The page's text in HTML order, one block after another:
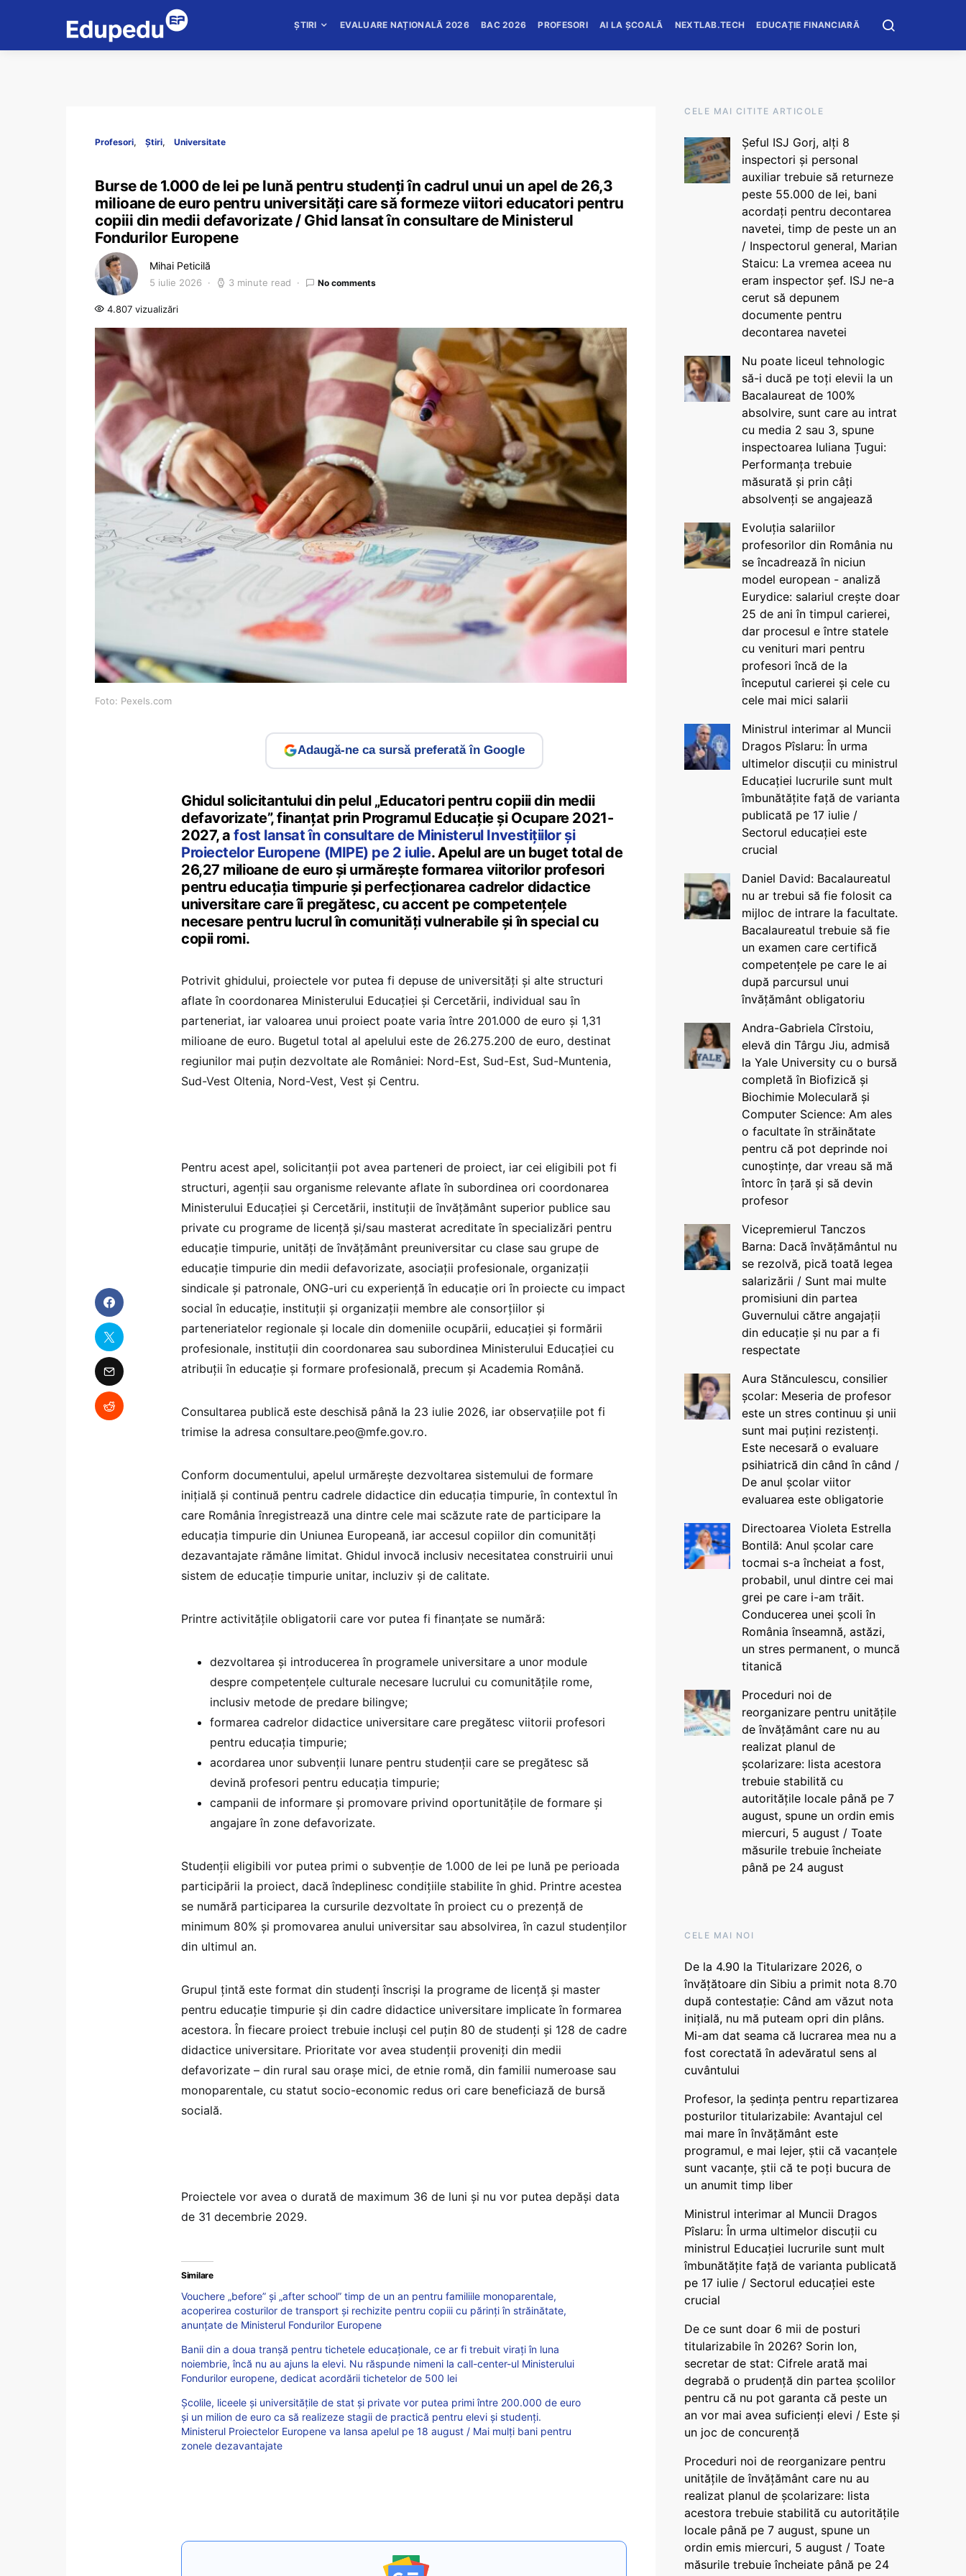
ȘTIRI EVALUARE NAȚIONALĂ 2026 BAC 2026 PROFESORI AI LA ȘCOALĂ NEXTLAB.TECH EDUCAȚIE FINANCIARĂ
Profesori Știri Universitate
Burse de 1.000 de lei pe lună pentru studenți în cadrul unui un apel de 26,3
milioane de euro pentru universități care să formeze viitori educatori pentru
copiii din medii defavorizate / Ghid lansat în consultare de Ministerul
Fondurilor Europene
Mihai Peticilă
5 iulie 2026 3 minute read No comments
4.807 vizualizări
Foto: Pexels.com
Adaugă-ne ca sursă preferată în Google
Ghidul solicitantului din pelul „Educatori pentru copiii din medii
defavorizate”, finanțat prin Programul Educație și Ocupare 2021-
2027, afost lansat în consultare de Ministerul Investițiilor și
Proiectelor Europene (MIPE) pe 2 iulie. Apelul are un buget total de
26,27 milioane de euro și urmărește formarea viitorilor profesori
pentru educația timpurie și perfecționarea cadrelor didactice
universitare care îi pregătesc, cu accent pe competențele
necesare pentru lucrul în comunități vulnerabile și în special cu
copii romi.
Potrivit ghidului, proiectele vor putea fi depuse de universități și alte structuri
aflate în coordonarea Ministerului Educației și Cercetării, individual sau în
parteneriat, iar valoarea unui proiect poate varia între 201.000 de euro și 1,31
milioane de euro. Bugetul total al apelului este de 26.275.200 de euro, destinat
regiunilor mai puțin dezvoltate ale României: Nord-Est, Sud-Est, Sud-Muntenia,
Sud-Vest Oltenia, Nord-Vest, Vest și Centru.
Pentru acest apel, solicitanții pot avea parteneri de proiect, iar cei eligibili pot fi
structuri, agenții sau organisme relevante aflate în subordinea ori coordonarea
Ministerului Educației și Cercetării, instituții de învățământ superior publice sau
private cu programe de licență și/sau masterat acreditate în specializări pentru
educație timpurie, unități de învățământ preuniversitar cu clase sau grupe de
educație timpurie din medii defavorizate, asociații profesionale, organizații
sindicale și patronale, ONG-uri cu experiență în educație ori în proiecte cu impact
social în educație, instituții și organizații membre ale consorțiilor și
parteneriatelor regionale și locale din domeniile ocupării, educației și formării
profesionale, instituții din coordonarea sau subordinea Ministerului Educației cu
atribuții în educație și formare profesională, precum și Academia Română.
Consultarea publică este deschisă până la 23 iulie 2026, iar observațiile pot fi
trimise la adresa consultare.peo@mfe.gov.ro.
Conform documentului, apelul urmărește dezvoltarea sistemului de formare
inițială și continuă pentru cadrele didactice din educația timpurie, în contextul în
care România înregistrează una dintre cele mai scăzute rate de participare la
educația timpurie din Uniunea Europeană, iar accesul copiilor din comunități
dezavantajate rămâne limitat. Ghidul invocă inclusiv necesitatea construirii unui
sistem de educație timpurie unitar, incluziv și de calitate.
Printre activitățile obligatorii care vor putea fi finanțate se numără:
dezvoltarea și introducerea în programele universitare a unor module
despre competențele culturale necesare lucrului cu comunitățile rome,
inclusiv metode de predare bilingve;
formarea cadrelor didactice universitare care pregătesc viitorii profesori
pentru educația timpurie;
acordarea unor subvenții lunare pentru studenții care se pregătesc să
devină profesori pentru educația timpurie;
campanii de informare și promovare privind oportunitățile de formare și
angajare în zone defavorizate.
Studenții eligibili vor putea primi o subvenție de 1.000 de lei pe lună pe perioada
participării la proiect, dacă îndeplinesc condițiile stabilite în ghid. Printre acestea
se numără participarea la cursurile dezvoltate în proiect cu o prezență de
minimum 80% și promovarea anului universitar sau absolvirea, în cazul studenților
din ultimul an.
Grupul țintă este format din studenți înscriși la programe de licență și master
pentru educație timpurie și din cadre didactice universitare implicate în formarea
acestora. În fiecare proiect trebuie incluși cel puțin 80 de studenți și 128 de cadre
didactice universitare. Prioritate vor avea studenții proveniți din medii
defavorizate – din rural sau orașe mici, de etnie romă, din familii numeroase sau
monoparentale, cu statut socio-economic redus ori care beneficiază de bursă
socială.
Proiectele vor avea o durată de maximum 36 de luni și nu vor putea depăși data
de 31 decembrie 2029.
Similare
Vouchere „before” și „after school” timp de un an pentru familiile monoparentale,
acoperirea costurilor de transport și rechizite pentru copiii cu părinți în străinătate,
anunțate de Ministerul Fondurilor Europene
Banii din a doua tranșă pentru tichetele educaționale, ce ar fi trebuit virați în luna
noiembrie, încă nu au ajuns la elevi. Nu răspunde nimeni la call-center-ul Ministerului
Fondurilor europene, dedicat acordării tichetelor de 500 lei
Școlile, liceele și universitățile de stat și private vor putea primi între 200.000 de euro
și un milion de euro ca să realizeze stagii de practică pentru elevi și studenți.
Ministerul Proiectelor Europene va lansa apelul pe 18 august / Mai mulți bani pentru
zonele dezavantajate
CELE MAI CITITE ARTICOLE
Șeful ISJ Gorj, alți 8
inspectori și personal
auxiliar trebuie să returneze
peste 55.000 de lei, bani
acordați pentru decontarea
navetei, timp de peste un an
/ Inspectorul general, Marian
Staicu: La vremea aceea nu
eram inspector șef. ISJ ne-a
cerut să depunem
documente pentru
decontarea navetei
Nu poate liceul tehnologic
să-i ducă pe toți elevii la un
Bacalaureat de 100%
absolvire, sunt care au intrat
cu media 2 sau 3, spune
inspectoarea Iuliana Țugui:
Performanța trebuie
măsurată și prin câți
absolvenți se angajează
Evoluția salariilor
profesorilor din România nu
se încadrează în niciun
model european - analiză
Eurydice: salariul crește doar
25 de ani în timpul carierei,
dar procesul e între statele
cu venituri mari pentru
profesori încă de la
începutul carierei și cele cu
cele mai mici salarii
Ministrul interimar al Muncii
Dragos Pîslaru: În urma
ultimelor discuții cu ministrul
Educației lucrurile sunt mult
îmbunătățite față de varianta
publicată pe 17 iulie /
Sectorul educației este
crucial
Daniel David: Bacalaureatul
nu ar trebui să fie folosit ca
mijloc de intrare la facultate.
Bacalaureatul trebuie să fie
un examen care certifică
competențele pe care le ai
după parcursul unui
învățământ obligatoriu
Andra-Gabriela Cîrstoiu,
elevă din Târgu Jiu, admisă
la Yale University cu o bursă
completă în Biofizică și
Biochimie Moleculară și
Computer Science: Am ales
o facultate în străinătate
pentru că pot deprinde noi
cunoștințe, dar vreau să mă
întorc în țară și să devin
profesor
Vicepremierul Tanczos
Barna: Dacă învățământul nu
se rezolvă, pică toată legea
salarizării / Sunt mai multe
promisiuni din partea
Guvernului către angajații
din educație și nu par a fi
respectate
Aura Stănculescu, consilier
școlar: Meseria de profesor
este un stres continuu și unii
sunt mai puțini rezistenți.
Este necesară o evaluare
psihiatrică din când în când /
De anul școlar viitor
evaluarea este obligatorie
Directoarea Violeta Estrella
Bontilă: Anul școlar care
tocmai s-a încheiat a fost,
probabil, unul dintre cei mai
grei pe care i-am trăit.
Conducerea unei școli în
România înseamnă, astăzi,
un stres permanent, o muncă
titanică
Proceduri noi de
reorganizare pentru unitățile
de învățământ care nu au
realizat planul de
școlarizare: lista acestora
trebuie stabilită cu
autoritățile locale până pe 7
august, spune un ordin emis
miercuri, 5 august / Toate
măsurile trebuie încheiate
până pe 24 august
CELE MAI NOI
De la 4.90 la Titularizare 2026, o
învățătoare din Sibiu a primit nota 8.70
după contestație: Când am văzut nota
inițială, nu mă puteam opri din plâns.
Mi-am dat seama că lucrarea mea nu a
fost corectată în adevăratul sens al
cuvântului
Profesor, la ședința pentru repartizarea
posturilor titularizabile: Avantajul cel
mai mare în învățământ este
programul, e mai lejer, știi că vacanțele
sunt vacanţe, știi că te poți bucura de
un anumit timp liber
Ministrul interimar al Muncii Dragos
Pîslaru: În urma ultimelor discuții cu
ministrul Educației lucrurile sunt mult
îmbunătățite față de varianta publicată
pe 17 iulie / Sectorul educației este
crucial
De ce sunt doar 6 mii de posturi
titularizabile în 2026? Sorin Ion,
secretar de stat: Cifrele arată mai
degrabă o prudență din partea școlilor
pentru că nu pot garanta că peste un
an vor mai avea suficienți elevi / Este și
un joc de concurență
Proceduri noi de reorganizare pentru
unitățile de învățământ care nu au
realizat planul de școlarizare: lista
acestora trebuie stabilită cu autoritățile
locale până pe 7 august, spune un
ordin emis miercuri, 5 august / Toate
măsurile trebuie încheiate până pe 24